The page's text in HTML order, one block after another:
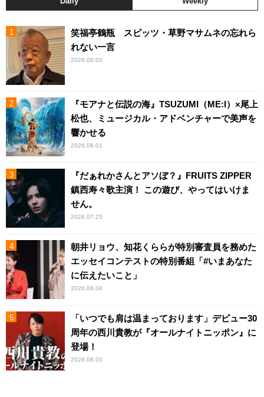
笑福亭鶴瓶 スピッツ・草野マサムネの忘れら
れない一言
2026.08.03
『モアナと伝説の海』TSUZUMI（ME:I）×尾上
松也、ミュージカル・アドベンチャーで美声を
響かせる
2026.08.01
『だぁれかさんとアソぼ？』FRUITS ZIPPER
鎮西寿々歌主演！ この遊び、やってはいけま
せん。
2026.07.25
朝井リョウ、知花くららが特別審査員を務めた
エッセイコンテストの特別番組「#いまあなた
に伝えたいこと」
2026.08.04
「いつでも肩は温まっております」デビュー30
周年の西川貴教が『オールナイトニッポン』に
登場！
2026.08.03